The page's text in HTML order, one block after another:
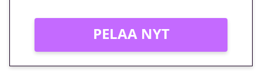
PELAA NYT